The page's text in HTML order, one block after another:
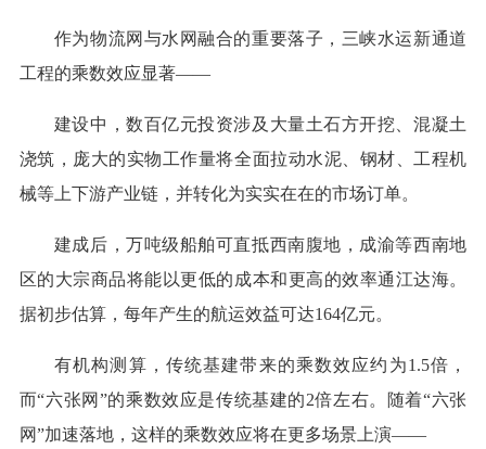
作为物流网与水网融合的重要落子，三峡水运新通道
工程的乘数效应显著——
建设中，数百亿元投资涉及大量土石方开挖、混凝土
浇筑，庞大的实物工作量将全面拉动水泥、钢材、工程机
械等上下游产业链，并转化为实实在在的市场订单。
建成后，万吨级船舶可直抵西南腹地，成渝等西南地
区的大宗商品将能以更低的成本和更高的效率通江达海。
据初步估算，每年产生的航运效益可达164亿元。
有机构测算，传统基建带来的乘数效应约为1.5倍，
而“六张网”的乘数效应是传统基建的2倍左右。随着“六张
网”加速落地，这样的乘数效应将在更多场景上演——